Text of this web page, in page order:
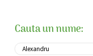
Cauta un nume: